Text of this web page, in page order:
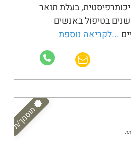
בעלת תואר
בטיפול באנשים
...לקריאה נוספת
מוסמך/ת